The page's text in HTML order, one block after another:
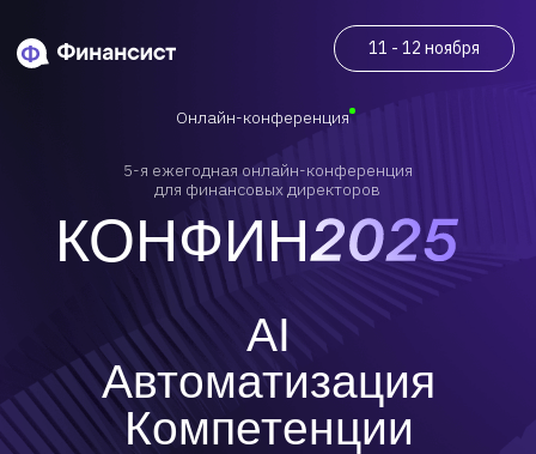
AI
Автоматизация
Компетенции
КОНФИН
2000+ участников
2 дня 14 спикеров
11 - 12 ноября
5-я ежегодная онлайн-конференция